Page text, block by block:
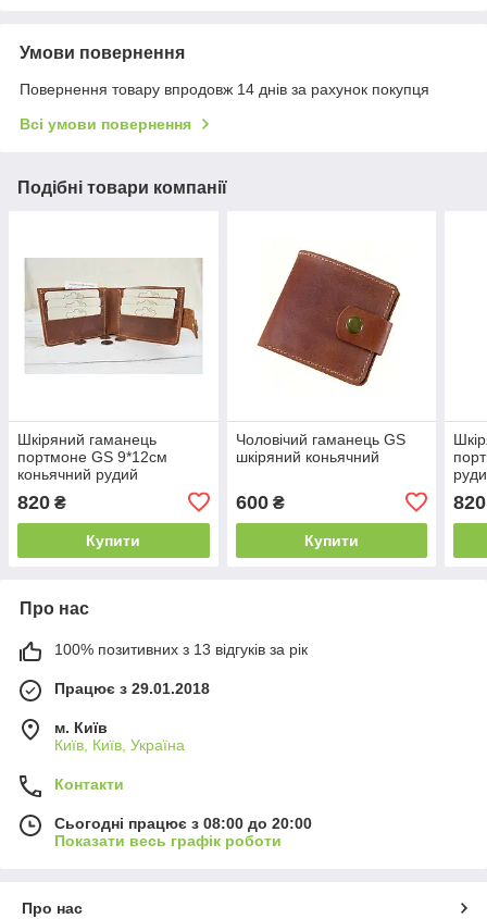
Умови повернення
Повернення товару впродовж 14 днів за рахунок покупця
Всі умови повернення
Подібні товари компанії
Шкіряний гаманець
портмоне GS 9*12см
коньячний рудий
820 ₴
Купити
Чоловічий гаманець GS
шкіряний коньячний
600₴
Купити
820
Про нас
100% позитивних з 13 відгуків за рік
Працює з 29.01.2018
м. Київ
Київ, Київ, Україна
Контакти
Сьогодні працює з 08:00 до 20:00
Показати весь графік роботи
Про нас